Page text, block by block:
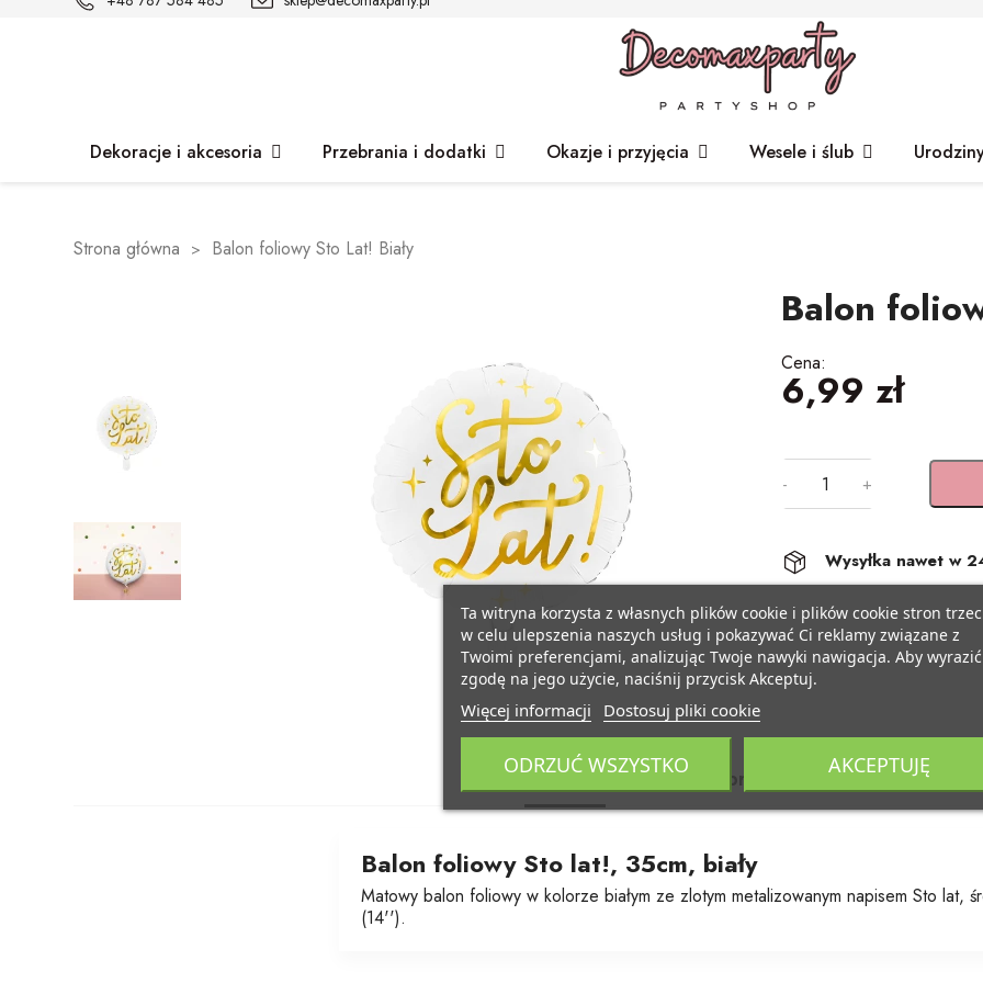
Dekoracje i akcesoria Przebrania i dodatki Okazje i przyjęcia Wesele i ślub
Strona główna Balon foliowy Sto Lat! Biały
Balon
Cena:
6,99 zł
- +
Wysyłka nawet w
Opis Szczegóły produktu Dostawa
Balon foliowy Sto lat!, 35cm, biały
Matowy balon foliowy w kolorze białym ze zlotym metalizowanym napisem Sto lat,
(14'').
Ta witryna korzysta z własnych plików cookie i plików cookie stron
w celu ulepszenia naszych usług i pokazywać Ci reklamy związane z
Twoimi preferencjami, analizując Twoje nawyki nawigacja. Aby wyrazić
zgodę na jego użycie, naciśnij przycisk Akceptuj.
Więcej informacji Dostosuj pliki cookie
ODRZUĆ WSZYSTKO AKCEPTUJĘ